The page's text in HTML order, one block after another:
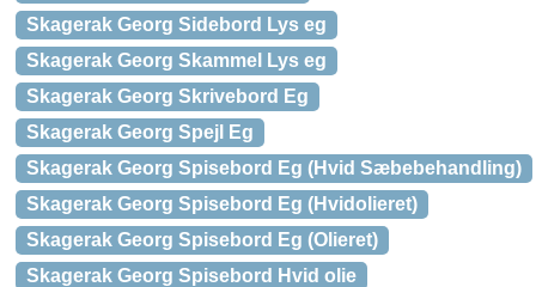
Skagerak Georg Sidebord Lys eg
Skagerak Georg Skammel Lys eg
Skagerak Georg Skrivebord Eg
Skagerak Georg Spejl Eg
Skagerak Georg Spisebord Eg (Hvid Sæbebehandling)
Skagerak Georg Spisebord Eg (Hvidolieret)
Skagerak Georg Spisebord Eg (Olieret)
Skagerak Georg Spisebord Hvid olie